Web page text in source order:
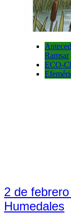
Ramsar
ECO-
2 de
Humedales